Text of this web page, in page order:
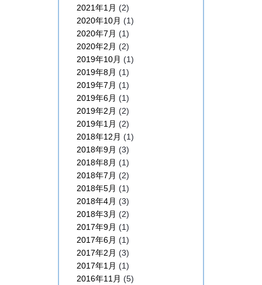
2021年1月 (2)
2020年10月 (1)
2020年7月 (1)
2020年2月 (2)
2019年10月 (1)
2019年8月 (1)
2019年7月 (1)
2019年6月 (1)
2019年2月 (2)
2019年1月 (2)
2018年12月 (1)
2018年9月 (3)
2018年8月 (1)
2018年7月 (2)
2018年5月 (1)
2018年4月 (3)
2018年3月 (2)
2017年9月 (1)
2017年6月 (1)
2017年2月 (3)
2017年1月 (1)
2016年11月 (5)